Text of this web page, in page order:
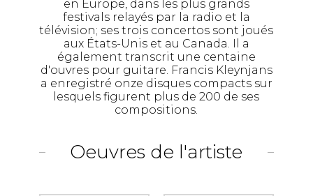
en Europe, dans les plus grands
festivals relayés par la radio et la
télévision; ses trois concertos sont joués
aux États-Unis et au Canada. Il a
également transcrit une centaine
d'ouvres pour guitare. Francis Kleynjans
a enregistré onze disques compacts sur
lesquels figurent plus de 200 de ses
compositions.
Oeuvres de l'artiste